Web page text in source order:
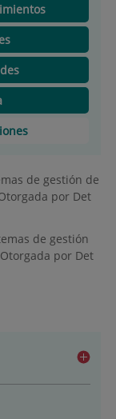
de gestión de
por Det
de gestión
por Det